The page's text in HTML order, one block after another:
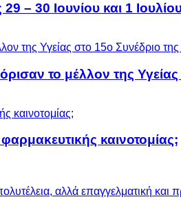
– 30 Ιουνίου και 1
το μέλλον της
καινοτομίας;